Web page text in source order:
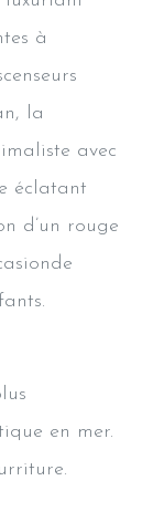
à
la
avec
éclatant
d’un rouge
en mer.